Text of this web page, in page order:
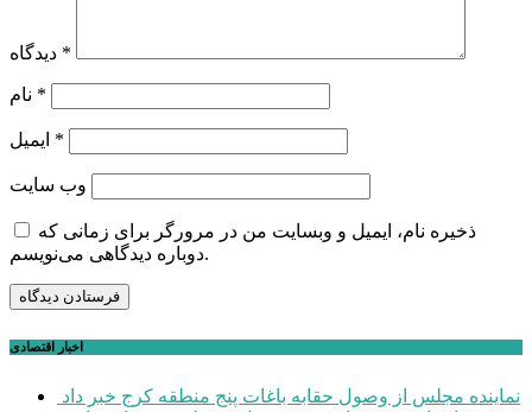
*
*
*
وب‌ سایت
ذخیره نام، ایمیل و وبسایت من در مرورگر برای زمانی که
دوباره دیدگاهی می‌نویسم.
اخبار اقتصادی
نماینده مجلس از وصول حقابه باغات پنج منطقه کرج خبر داد